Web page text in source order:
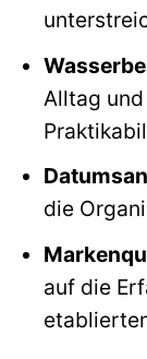
Alltag
die
auf die